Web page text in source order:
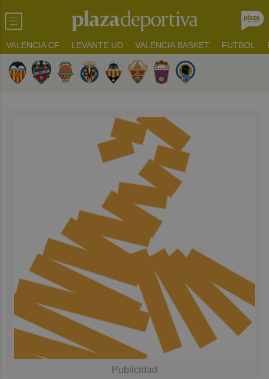
VALENCIA CF LEVANTE UD VALENCIA BASKET FUTBOL